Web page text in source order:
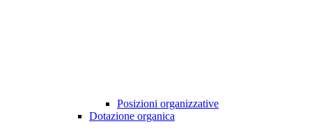
Posizioni organizzative
Dotazione organica